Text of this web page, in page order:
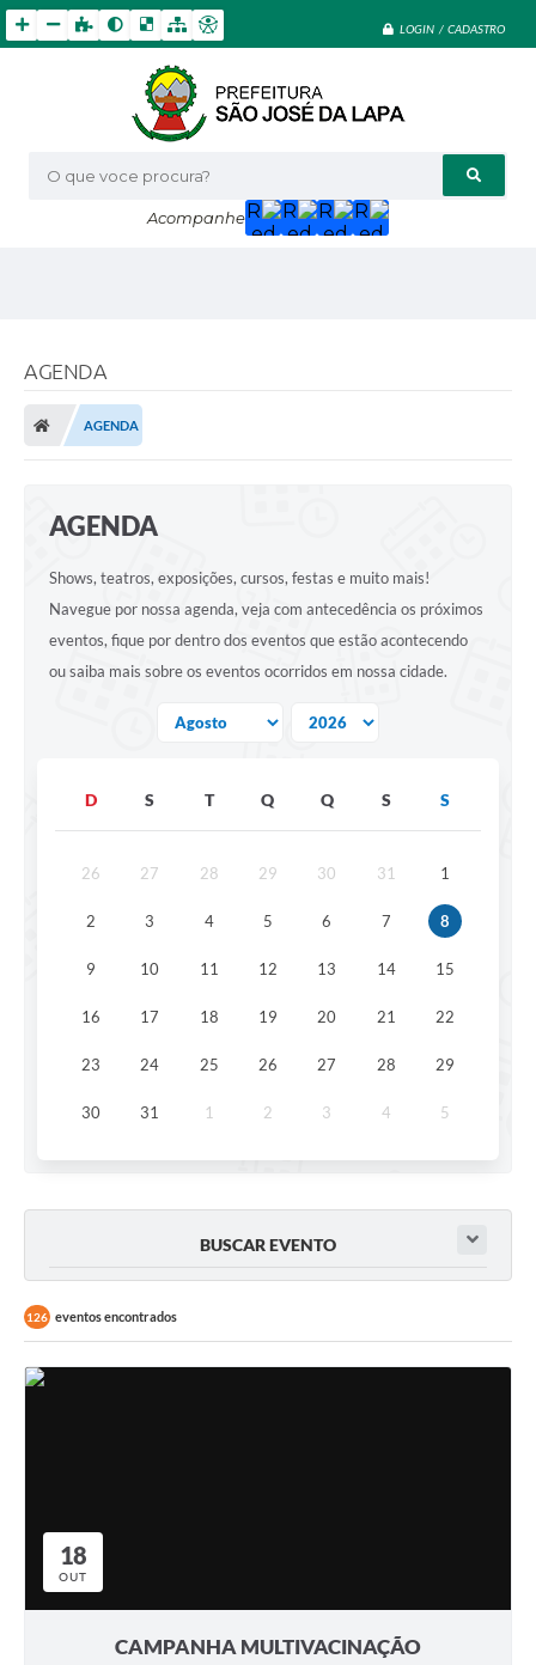
LOGIN / CADASTRO
O que voce procura?
Acompanhe
AGENDA
AGENDA
AGENDA
Shows, teatros, exposições, cursos, festas e muito mais!
Navegue por nossa agenda, veja com antecedência os próximos
eventos, fique por dentro dos eventos que estão acontecendo
ou saiba mais sobre os eventos ocorridos em nossa cidade.
D S T Q Q S S
26 27 28 29 30 31 1
2 3 4 5 6 7 8
9 10 11 12 13 14 15
16 17 18 19 20 21 22
23 24 25 26 27 28 29
30 31 1 2 3 4 5
BUSCAR EVENTO
126 eventos encontrados
18
OUT
CAMPANHA MULTIVACINAÇÃO